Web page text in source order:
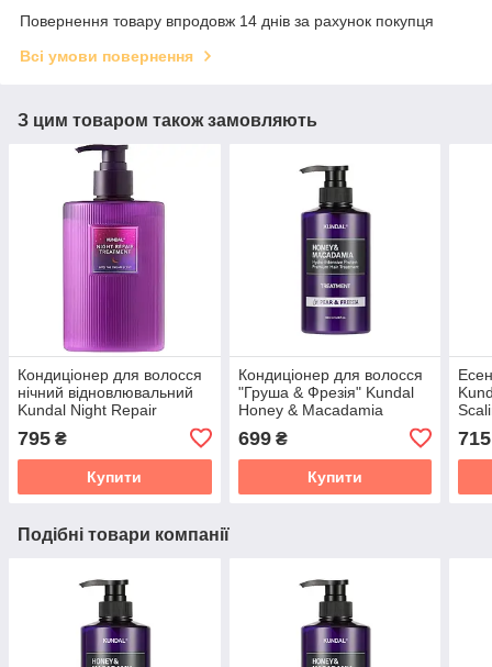
Повернення товару впродовж 14 днів за рахунок покупця
Всі умови повернення
З цим товаром також замовляють
Кондиціонер для волосся
нічний відновлювальний
Kundal Night Repair
Treatment Into The Dream
470ml
795 ₴
Купити
Кондиціонер для волосся
"Груша & Фрезія" Kundal
Honey & Macadamia
Pear & Freesia 500 мл
699₴
Купити
715
Подібні товари компанії